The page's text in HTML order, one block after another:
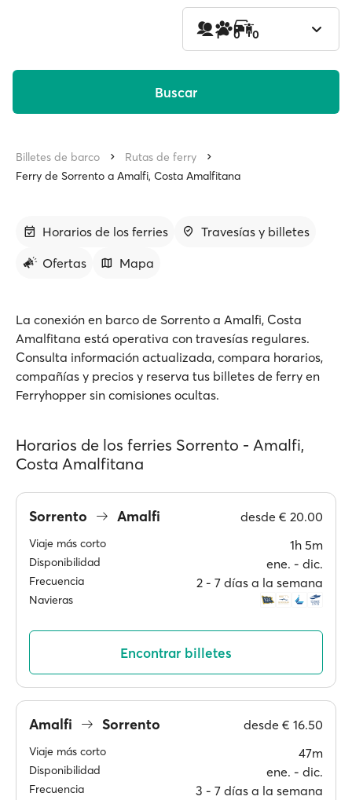
1 0 0
Buscar
Billetes de barco
Rutas de ferry
Ferry de Sorrento a Amalfi, Costa Amalfitana
Horarios de los ferries
Travesías y billetes
Ofertas
Mapa
La conexión en barco de Sorrento a Amalfi, Costa
Amalfitana está operativa con travesías regulares.
Consulta información actualizada, compara horarios,
compañías y precios y reserva tus billetes de ferry en
Ferryhopper sin comisiones ocultas.
Horarios de los ferries Sorrento - Amalfi,
Costa Amalfitana
Sorrento Amalfi desde € 20.00
Viaje más corto 1h 5m
Disponibilidad ene. ‐ dic.
Frecuencia 2 ‐ 7 días a la semana
Navieras
Encontrar billetes
Amalfi Sorrento desde € 16.50
Viaje más corto 47m
Disponibilidad ene. ‐ dic.
Frecuencia 3 ‐ 7 días a la semana